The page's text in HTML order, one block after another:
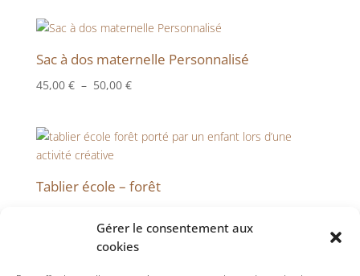
Gérer le consentement aux
cookies
45,00 €
50,00 €
Sac à dos maternelle Personnalisé
45,00 € – 50,00 €Plage
45,00 €
Tablier école – forêt
de
prix :